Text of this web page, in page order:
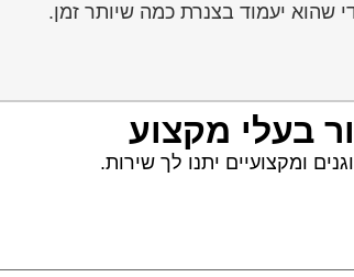
שהוא יעמוד בצנרת כמה שיותר זמן.
בעלי מקצוע
ומקצועיים יתנו לך שירות.